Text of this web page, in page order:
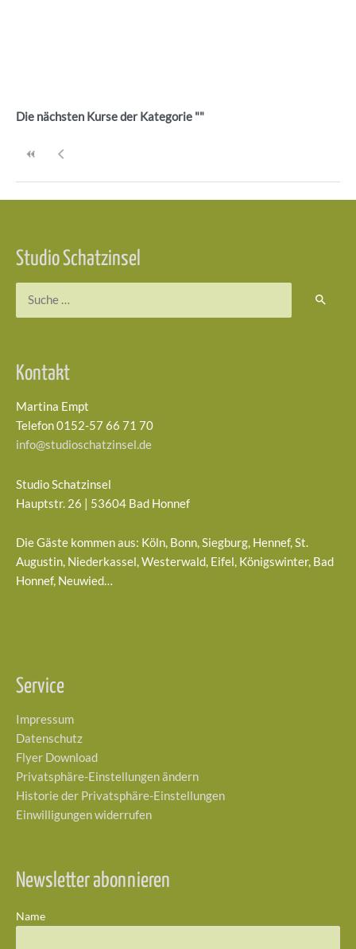
Die nächsten Kurse der Kategorie ""
Studio Schatzinsel
Kontakt
Martina Empt
Telefon 0152-57 66 71 70
info@studioschatzinsel.de
Studio Schatzinsel
Hauptstr. 26 | 53604 Bad Honnef
Die Gäste kommen aus: Köln, Bonn, Siegburg, Hennef, St.
Augustin, Niederkassel, Westerwald, Eifel, Königswinter, Bad
Honnef, Neuwied…
Service
Impressum
Datenschutz
Flyer Download
Privatsphäre-Einstellungen ändern
Historie der Privatsphäre-Einstellungen
Einwilligungen widerrufen
Newsletter abonnieren
Name